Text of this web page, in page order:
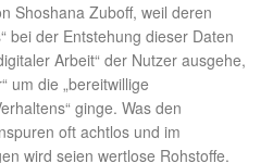
Shoshana Zuboff, weil deren
bei der Entstehung dieser Daten
Arbeit“ der Nutzer ausgehe,
um die „bereitwillige
ginge. Was den
oft achtlos und im
wird seien wertlose Rohstoffe.